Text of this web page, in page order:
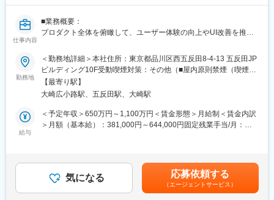
ビジュアルデザインだけではなく、UI／UX設計にまつわる部分に
はすべて関わっていくというスタイルです。場合によって、クラ
イアントとのやりとりや外注管理、ディレクション、新規顧客へ
の提案・コンペ等の提案資料制作もお任せする場合があります。
■組織構成：
クリエイティブディレクター：1名
リードUI／UXデザイナー：2名
UIデザイナー3名、UIデザイナー（ジュニア）1名
ら構成されています。その中でUIデザイナーにはUI/UX設計、ビジ
ュアルデザイン、インタラクションデザインなどユーザーが触れ
自社サービスだけでなく、受託サービス事業も展開しているた
め、様々な業界、領域、サービスのお客様のデザインに関われま
す。企画・設計・開発・デザイン・運用までワンストップな開発
仕事内容
■業務概要：
プロダクト全体を俯瞰して、ユーザー体験の向上やUI改善を推進
主な対象プロダクトは、保育・教育施設向けのWebサービス
「CoDMON（コドモン）」と、保護者の方が利用するモバイルア
プリです。
コドモンは事業として順調に成長している一方で、利用者にとっ
ての使いやすさ・わかりやすさは伸びしろが大きい状態です。
日々の業務に追われる保育士や、子育てに忙しい保護者の負担を
軽減し、プロダクトの満足度を高めるにはさらなる改善が欠かせ
ダクトのあるべき姿を定義する取り組みを強化しています。
勤務地
＜勤務地詳細＞本社住所：東京都品川区西五反田8-4-13 五反田JP
ビルディング10F受動喫煙対策：その他（■屋内原則禁煙（喫煙ス
ペースあり））
【最寄り駅】
大崎広小路駅、五反田駅、大崎駅
給与
＜予定年収＞650万円～1,100万円＜賃金形態＞月給制＜賃金内訳
＞月額（基本給）：381,000円～644,000円固定残業手当/月：
賞与年2回（2月・8月）※昇給年2回賃金はあくまでも目安の金額
であり、選考を通じて上下する可能性があります。月給(月額)は固
定手当を含めた表記です。
気になる 応募依頼する
（エージェントサービス）